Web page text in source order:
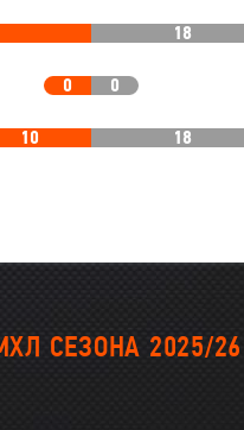
18
0 0
10 18
СЕЗОНА 2025/26